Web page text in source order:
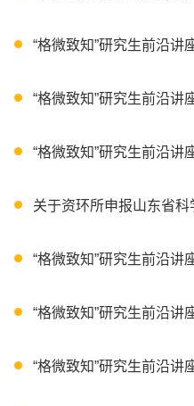
“格微致知”研究生前沿讲
“格微致知”研究生前沿讲
“格微致知”研究生前沿讲
关于资环所申报山东省科学技术发明奖“高养分高
“格微致知”研究生前沿讲
“格微致知”研究生前沿讲
“格微致知”研究生前沿讲